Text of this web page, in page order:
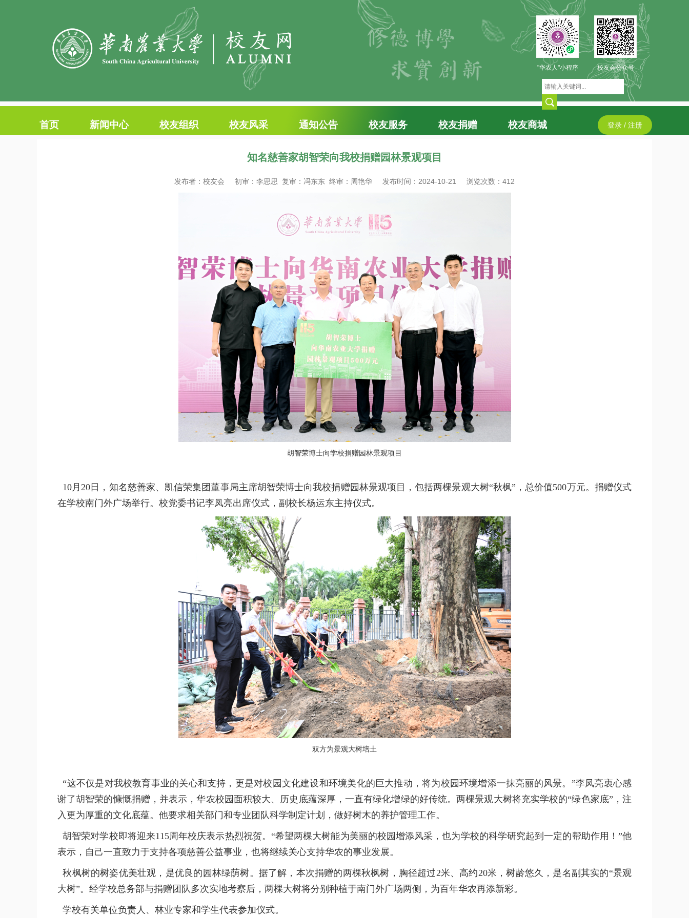
"华农人"小程序 校友会公众号
首页 新闻中心 校友组织 校友风采 通知公告 校友服务 校友捐赠 校友商城 登录 / 注册
知名慈善家胡智荣向我校捐赠园林景观项目
发布者：校友会 初审：李思思 复审：冯东东 终审：周艳华 发布时间：2024-10-21 浏览次数： 412
胡智荣博士向学校捐赠园林景观项目
10月20日，知名慈善家、凯信荣集团董事局主席胡智荣博士向我校捐赠园林景观项目，包括两棵景观大树“秋枫”，总价值500万元。捐赠仪式
在学校南门外广场举行。校党委书记李凤亮出席仪式，副校长杨运东主持仪式。
双方为景观大树培土
“这不仅是对我校教育事业的关心和支持，更是对校园文化建设和环境美化的巨大推动，将为校园环境增添一抹亮丽的风景。”李凤亮衷心感
谢了胡智荣的慷慨捐赠，并表示，华农校园面积较大、历史底蕴深厚，一直有绿化增绿的好传统。两棵景观大树将充实学校的“绿色家底”，注
入更为厚重的文化底蕴。他要求相关部门和专业团队科学制定计划，做好树木的养护管理工作。
胡智荣对学校即将迎来115周年校庆表示热烈祝贺。“希望两棵大树能为美丽的校园增添风采，也为学校的科学研究起到一定的帮助作用！”他
表示，自己一直致力于支持各项慈善公益事业，也将继续关心支持华农的事业发展。
秋枫树的树姿优美壮观，是优良的园林绿荫树。据了解，本次捐赠的两棵秋枫树，胸径超过2米、高约20米，树龄悠久，是名副其实的“景观
大树”。经学校总务部与捐赠团队多次实地考察后，两棵大树将分别种植于南门外广场两侧，为百年华农再添新彩。
学校有关单位负责人、林业专家和学生代表参加仪式。